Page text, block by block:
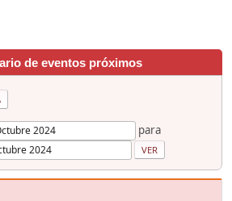
de eventos próximos
para